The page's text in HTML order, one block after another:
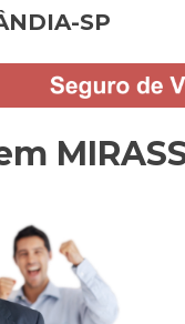
SP